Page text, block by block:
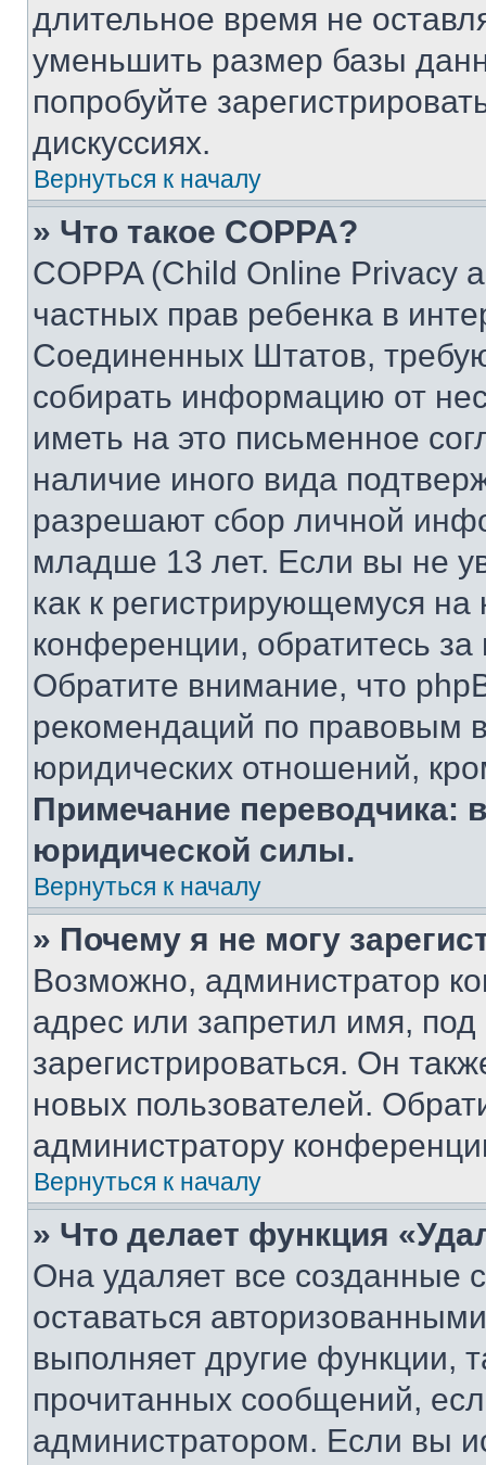
длительное время не
уменьшить размер базы
попробуйте
дискуссиях.
Вернуться к началу
» Что такое COPPA?
COPPA (Child Online Privacy
частных прав ребенка в
Соединенных Штатов,
собирать информацию от
иметь на это письменное
наличие иного вида
разрешают сбор личной
младше 13 лет. Если вы не
как к регистрирующемуся
конференции, обратитесь
Обратите внимание, что
рекомендаций по правовым
юридических отношений,
Примечание переводчика:
юридической силы.
Вернуться к началу
» Почему я не могу
Возможно, администратор
адрес или запретил имя,
зарегистрироваться. Он
новых пользователей.
администратору
Вернуться к началу
» Что делает функция
Она удаляет все созданные
оставаться
выполняет другие функции,
прочитанных сообщений,
администратором. Если вы